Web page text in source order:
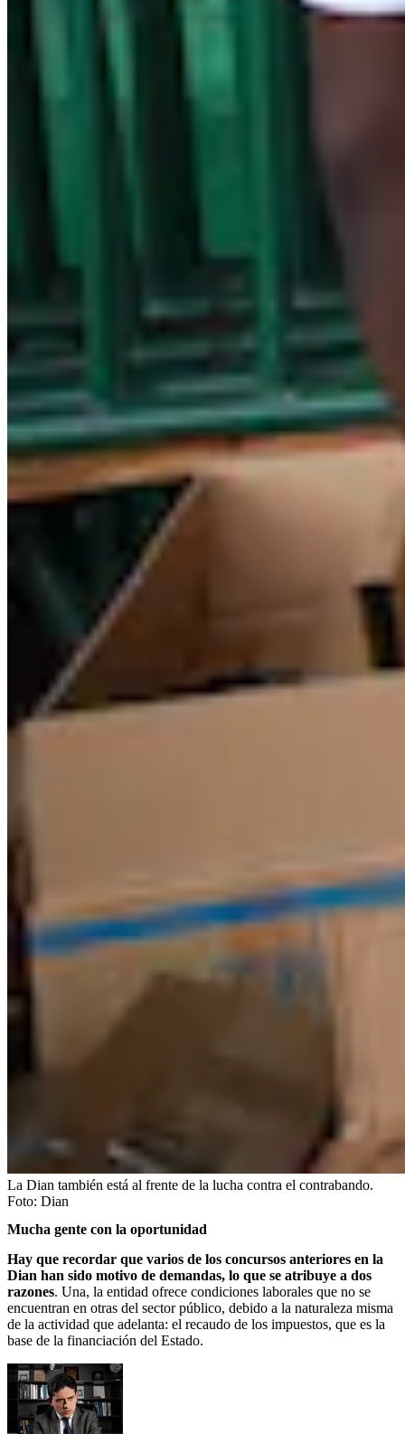
La Dian también está al frente de la lucha contra el contrabando.
Foto: Dian
Mucha gente con la oportunidad
Hay que recordar que varios de los concursos anteriores en la
Dian han sido motivo de demandas, lo que se atribuye a dos
razones. Una, la entidad ofrece condiciones laborales que no se
encuentran en otras del sector público, debido a la naturaleza misma
de la actividad que adelanta: el recaudo de los impuestos, que es la
base de la financiación del Estado.